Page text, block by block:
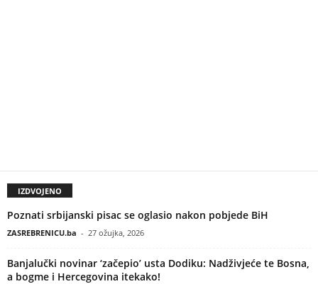
IZDVOJENO
Poznati srbijanski pisac se oglasio nakon pobjede BiH
ZASREBRENICU.ba - 27 ožujka, 2026
Banjalučki novinar ‘začepio’ usta Dodiku: Nadživjeće te Bosna,
a bogme i Hercegovina itekako!